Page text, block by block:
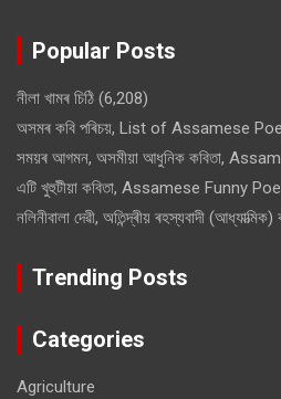
Popular Posts
নীলা খামৰ চিঠি (6,208)
অসমৰ কবি পৰিচয়, List of Assamese
সময়ৰ আগমন, অসমীয়া আধুনিক কবিতা,
এটি খুহুটীয়া কবিতা, Assamese Funny
নলিনীবালা দেৱী, অতিন্দ্ৰীয় ৰহস্যবাদী (আধ্যাত্মিক)
Trending Posts
Categories
Agriculture